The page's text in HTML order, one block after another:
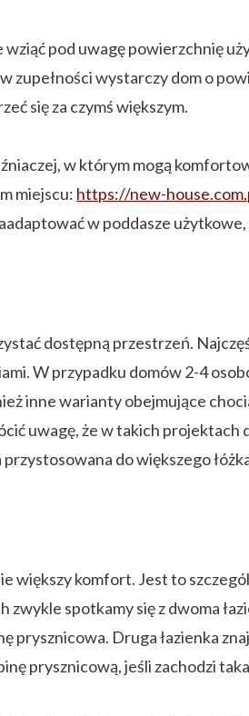
pod uwagę powierzchnię
zupełności wystarczy dom o
się za czymś większym.
w którym mogą
miejscu: https://new-
w poddasze
dostępną przestrzeń.
W przypadku domów 2-4
inne warianty obejmujące
uwagę, że w takich projektach
do większego
większy komfort. Jest to
spotkamy się z dwoma
Druga łazienka
prysznicową, jeśli zachodzi